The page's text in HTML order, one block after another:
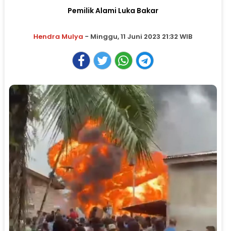
Pemilik Alami Luka Bakar
Hendra Mulya - Minggu, 11 Juni 2023 21:32 WIB